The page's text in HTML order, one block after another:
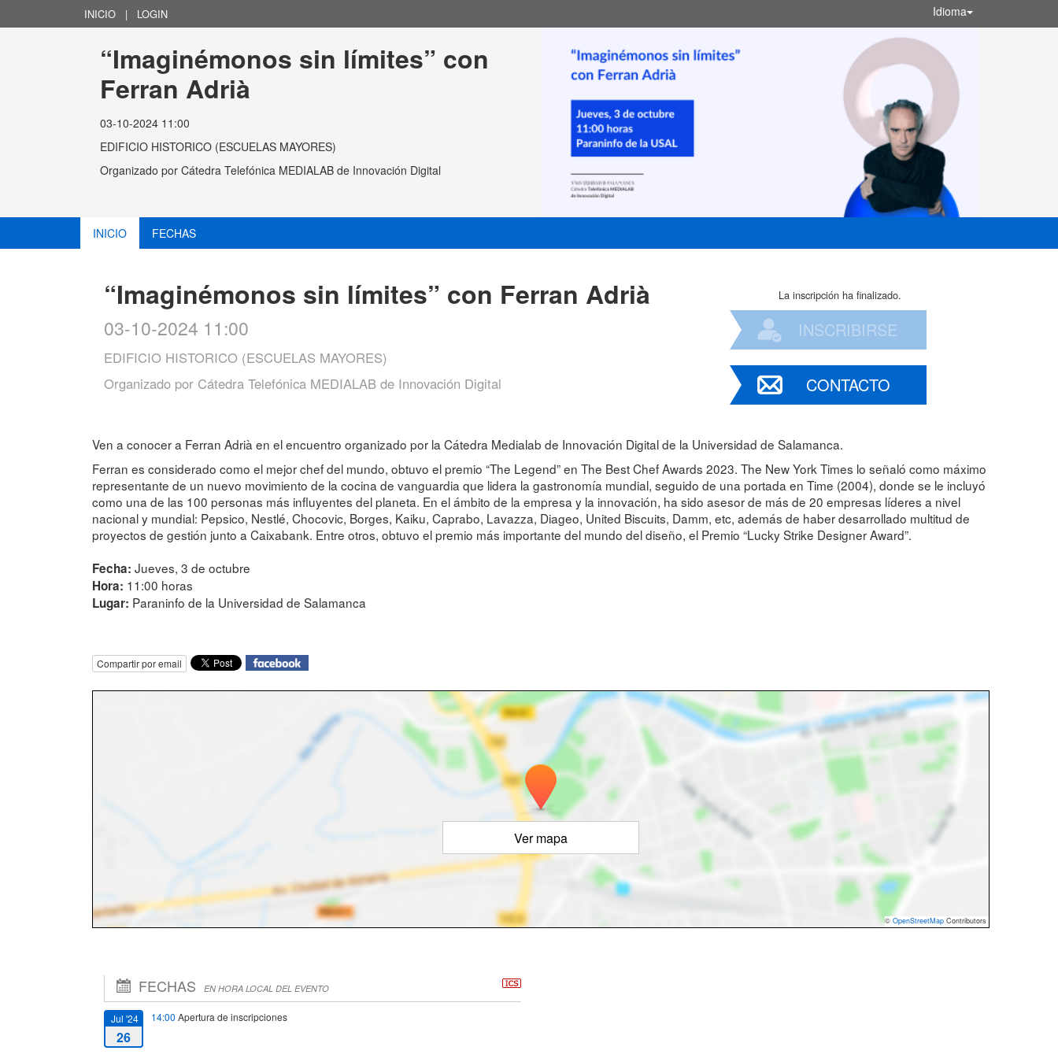
INICIO | LOGIN Idioma
“Imaginémonos sin límites” con
Ferran Adrià
03-10-2024 11:00
EDIFICIO HISTORICO (ESCUELAS MAYORES)
Organizado por Cátedra Telefónica MEDIALAB de Innovación Digital
INICIO FECHAS
“Imaginémonos sin límites” con Ferran Adrià
03-10-2024 11:00
EDIFICIO HISTORICO (ESCUELAS MAYORES)
Organizado por Cátedra Telefónica MEDIALAB de Innovación Digital
La inscripción ha finalizado.
INSCRIBIRSE
CONTACTO
Ven a conocer a Ferran Adrià en el encuentro organizado por la Cátedra Medialab de Innovación Digital de la Universidad de Salamanca.
Ferran es considerado como el mejor chef del mundo, obtuvo el premio “The Legend” en The Best Chef Awards 2023. The New York Times lo señaló como máximo
representante de un nuevo movimiento de la cocina de vanguardia que lidera la gastronomía mundial, seguido de una portada en Time (2004), donde se le incluyó
como una de las 100 personas más influyentes del planeta. En el ámbito de la empresa y la innovación, ha sido asesor de más de 20 empresas líderes a nivel
nacional y mundial: Pepsico, Nestlé, Chocovic, Borges, Kaiku, Caprabo, Lavazza, Diageo, United Biscuits, Damm, etc, además de haber desarrollado multitud de
proyectos de gestión junto a Caixabank. Entre otros, obtuvo el premio más importante del mundo del diseño, el Premio “Lucky Strike Designer Award”.
Fecha: Jueves, 3 de octubre
Hora: 11:00 horas
Lugar: Paraninfo de la Universidad de Salamanca
Compartir por email
Ver mapa
© OpenStreetMap Contributors
FECHAS EN HORA LOCAL DEL EVENTO
Jul '24
26
14:00 Apertura de inscripciones